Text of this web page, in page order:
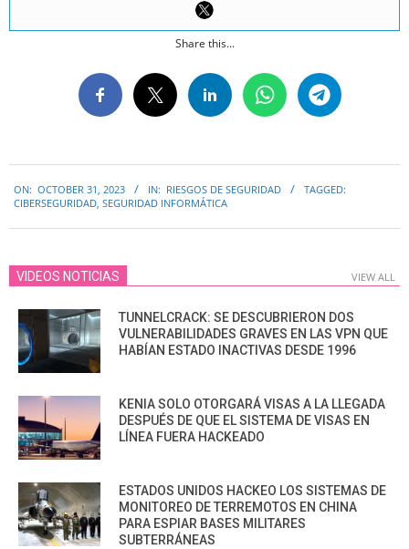
Share this...
10-
ON: OCTOBER 31, 2023 IN: RIESGOS DE SEGURIDAD
TAGGED:
CIBERSEGURIDAD, SEGURIDAD INFORMÁTICA
VIDEOS NOTICIAS VIEW ALL
TUNNELCRACK: SE DESCUBRIERON DOS
VULNERABILIDADES GRAVES EN LAS VPN QUE
HABÍAN ESTADO INACTIVAS DESDE 1996
KENIA SOLO OTORGARÁ VISAS A LA LLEGADA
DESPUÉS DE QUE EL SISTEMA DE VISAS EN
LÍNEA FUERA HACKEADO
ESTADOS UNIDOS HACKEO LOS SISTEMAS DE
MONITOREO DE TERREMOTOS EN CHINA
PARA ESPIAR BASES MILITARES
SUBTERRÁNEAS